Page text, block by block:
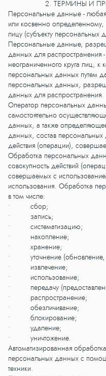
2. ТЕРМИНЫ И
Персональные данные -
или косвенно
лицу (субъекту персональных
Персональные данные,
данных для распространения
неограниченного круга лиц, к
персональных данных путем
персональных данных,
данных для распространения.
Оператор персональных
самостоятельно
данных, а также
данных, состав
действия (операции),
Обработка персональных
совокупность действий
совершаемых с
использования. Обработка
в том числе:
• сбор;
• запись;
• систематизацию;
• накопление;
• хранение;
• уточнение (обновление,
• извлечение;
• использование;
• передачу
• распространение;
• обезличивание;
• блокирование;
• удаление;
• уничтожение.
Автоматизированная
персональных данных с
техники.